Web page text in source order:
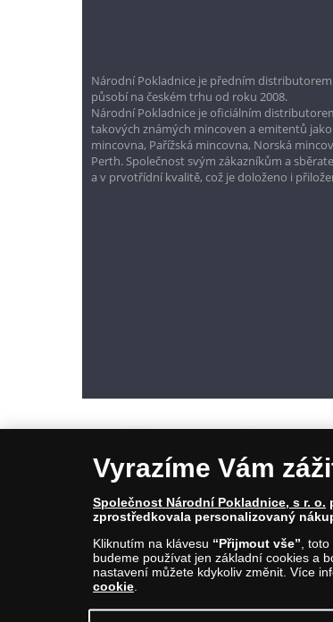
Národní Pokladnice je předním
působí na českém trhu od roku 2008.
Národní Pokladnice je oficiálním
takových známých mincoven a emitentů
mincovna, Pařížská mincovna, Norská
Perth. Společnost svým zákazníkům a
a v prvotřídní kvalitě, což je doloženo i
© Copyright 2026 - Národní Pokladnice, s. r. o.;
E-mail: info@narodnipokladnice.cz,
Společnost zapsána v OR vedeném Městským
Upravit nastavení souborů cookie
Vyrazíme Vám
Společnost Národní Pokladnice, s r. o.
zprostředkovala personalizovaný
Kliknutím na klávesu “Přijmout vše” ,
budeme používat jen základní cookies a
nastavení můžete kdykoliv změnit. Více
cookie